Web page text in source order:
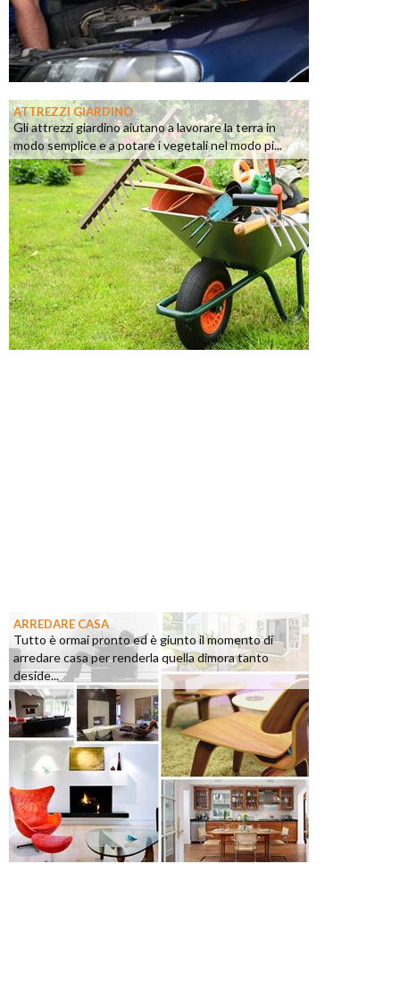
ATTREZZI GIARDINO
Gli attrezzi giardino aiutano a lavorare la terra in
modo semplice e a potare i vegetali nel modo pi...
ARREDARE CASA
Tutto è ormai pronto ed è giunto il momento di
arredare casa per renderla quella dimora tanto
deside...